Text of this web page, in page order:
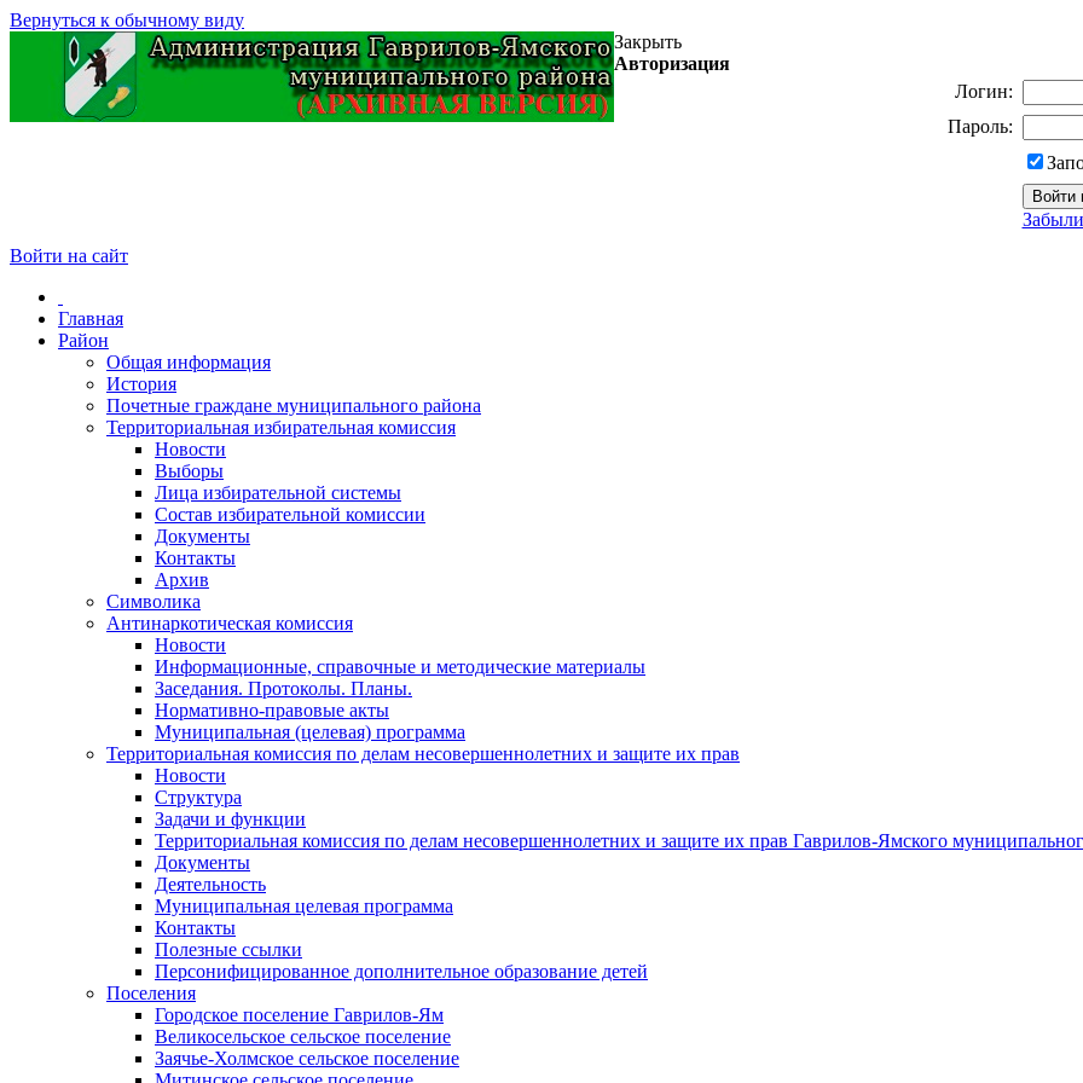
Вернуться к обычному виду
Закрыть
Авторизация
Логин:
Пароль:
Войти на сайт
Главная
Район
Общая информация
История
Почетные граждане муниципального района
Территориальная избирательная комиссия
Новости
Выборы
Лица избирательной системы
Состав избирательной комиссии
Документы
Контакты
Архив
Символика
Антинаркотическая комиссия
Новости
Информационные, справочные и методические материалы
Заседания. Протоколы. Планы.
Нормативно-правовые акты
Муниципальная (целевая) программа
Территориальная комиссия по делам несовершеннолетних и защите их прав
Новости
Структура
Задачи и функции
Территориальная комиссия по делам несовершеннолетних и защите их прав Гаврилов-Ямского
Документы
Деятельность
Муниципальная целевая программа
Контакты
Полезные ссылки
Персонифицированное дополнительное образование детей
Поселения
Городское поселение Гаврилов-Ям
Великосельское сельское поселение
Заячье-Холмское сельское поселение